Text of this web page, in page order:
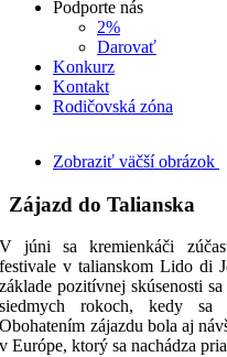
Podporte nás
2%
Darovať
Konkurz
Kontakt
Rodičovská zóna
Zobraziť väčší obrázok
Zájazd do Talianska
V júni sa kremienkáči
festivale v talianskom Lido di
základe pozitívnej skúsenosti
siedmych rokoch, kedy
Obohatením zájazdu bola aj
v Európe, ktorý sa nachádza